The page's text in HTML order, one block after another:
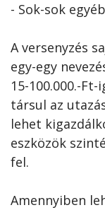
- Sok-sok
A versenyzés
egy-egy
15-100.000.-
társul az
lehet
eszközök
fel.
Amennyiben